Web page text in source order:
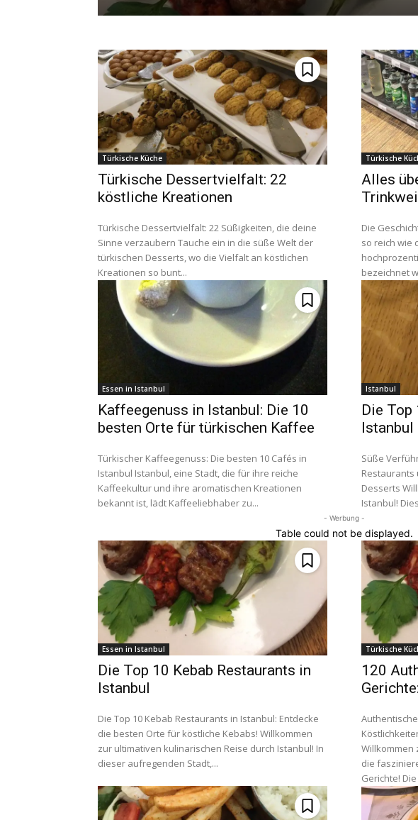
Türkische Küche
Türkische Dessertvielfalt: 22
köstliche Kreationen
Türkische Dessertvielfalt: 22 Süßigkeiten, die deine
Sinne verzaubern Tauche ein in die süße Welt der
türkischen Desserts, wo die Vielfalt an köstlichen
Kreationen so bunt...
Türkische
Alles
Die Geschichte des Raki
so reich wie
bezeichnet
Essen in Istanbul
Kaffeegenuss in Istanbul: Die 10
besten Orte für türkischen Kaffee
Türkischer Kaffeegenuss: Die besten 10 Cafés in
Istanbul Istanbul, eine Stadt, die für ihre reiche
Kaffeekultur und ihre aromatischen Kreationen
bekannt ist, lädt Kaffeeliebhaber zu...
Istanbul
Die Top
Istanbul
Süße
Restaurants
Desserts Willkommen zu einer süßen Reise durch
Istanbul!
- Werbung -
Table could not be displayed.
Essen in Istanbul
Die Top 10 Kebab Restaurants in
Istanbul
Die Top 10 Kebab Restaurants in Istanbul: Entdecke
die besten Orte für köstliche Kebabs! Willkommen
zur ultimativen kulinarischen Reise durch Istanbul! In
dieser aufregenden Stadt,...
Türkische
120
Willkommen
die
Gerichte!